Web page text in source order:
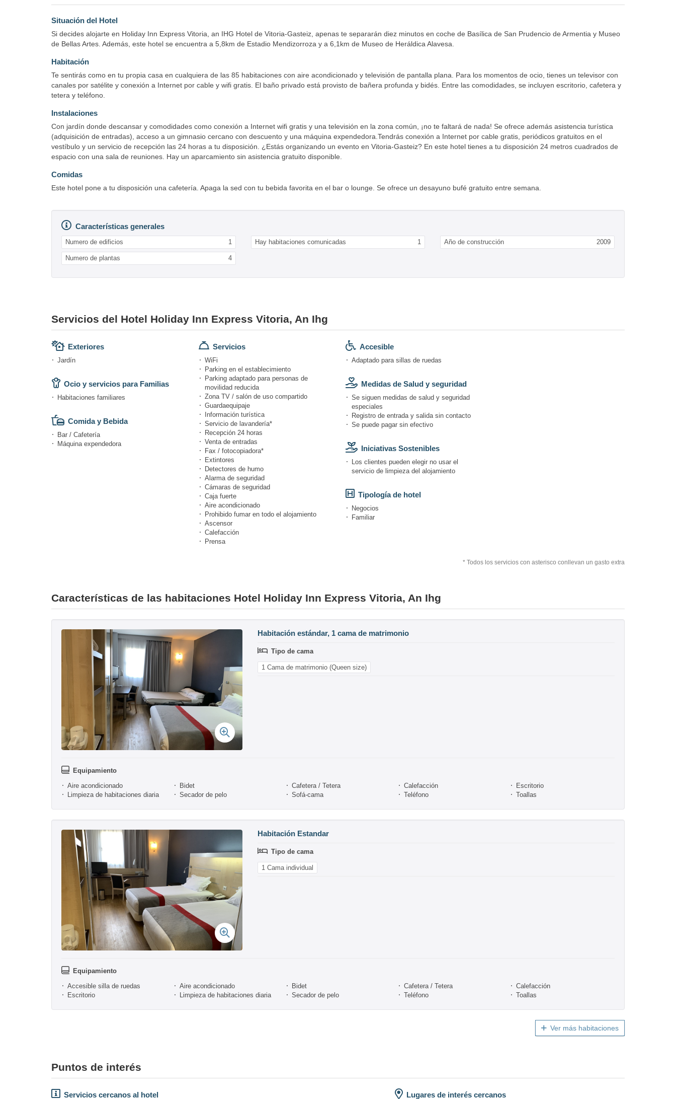
Situación del Hotel
Si decides alojarte en Holiday Inn Express Vitoria, an IHG Hotel de Vitoria-Gasteiz, apenas te separarán diez minutos en coche de Basílica de San Prudencio de Armentia y Museo
de Bellas Artes. Además, este hotel se encuentra a 5,8km de Estadio Mendizorroza y a 6,1km de Museo de Heráldica Alavesa.
Habitación
Te sentirás como en tu propia casa en cualquiera de las 85 habitaciones con aire acondicionado y televisión de pantalla plana. Para los momentos de ocio, tienes un televisor con
canales por satélite y conexión a Internet por cable y wifi gratis. El baño privado está provisto de bañera profunda y bidés. Entre las comodidades, se incluyen escritorio, cafetera y
tetera y teléfono.
Instalaciones
Con jardín donde descansar y comodidades como conexión a Internet wifi gratis y una televisión en la zona común, ¡no te faltará de nada! Se ofrece además asistencia turística
(adquisición de entradas), acceso a un gimnasio cercano con descuento y una máquina expendedora.Tendrás conexión a Internet por cable gratis, periódicos gratuitos en el
vestíbulo y un servicio de recepción las 24 horas a tu disposición. ¿Estás organizando un evento en Vitoria-Gasteiz? En este hotel tienes a tu disposición 24 metros cuadrados de
espacio con una sala de reuniones. Hay un aparcamiento sin asistencia gratuito disponible.
Comidas
Este hotel pone a tu disposición una cafetería. Apaga la sed con tu bebida favorita en el bar o lounge. Se ofrece un desayuno bufé gratuito entre semana.
Características generales
Numero de edificios 1 Hay habitaciones comunicadas 1 Año de construcción 2009
Numero de plantas 4
Servicios del Hotel Holiday Inn Express Vitoria, An Ihg
Exteriores
Jardín
Ocio y servicios para Familias
Habitaciones familiares
Comida y Bebida
Bar / Cafetería
Máquina expendedora
Servicios
WiFi
Parking en el establecimiento
Parking adaptado para personas de
movilidad reducida
Zona TV / salón de uso compartido
Guardaequipaje
Información turística
Servicio de lavandería*
Recepción 24 horas
Venta de entradas
Fax / fotocopiadora*
Extintores
Detectores de humo
Alarma de seguridad
Cámaras de seguridad
Caja fuerte
Aire acondicionado
Prohibido fumar en todo el alojamiento
Ascensor
Calefacción
Prensa
Accesible
Adaptado para sillas de ruedas
Medidas de Salud y seguridad
Se siguen medidas de salud y seguridad
especiales
Registro de entrada y salida sin contacto
Se puede pagar sin efectivo
Iniciativas Sostenibles
Los clientes pueden elegir no usar el
servicio de limpieza del alojamiento
Tipología de hotel
Negocios
Familiar
* Todos los servicios con asterisco conllevan un gasto extra
Características de las habitaciones Hotel Holiday Inn Express Vitoria, An Ihg
Habitación estándar, 1 cama de matrimonio
Tipo de cama
1 Cama de matrimonio (Queen size)
Equipamiento
Aire acondicionado
Bidet Cafetera / Tetera Calefacción
Escritorio
Limpieza de habitaciones diaria
Secador de pelo Sofá-cama Teléfono Toallas
Habitación Estandar
Tipo de cama
1 Cama individual
Equipamiento
Accesible silla de ruedas
Aire acondicionado Bidet Cafetera / Tetera
Calefacción
Escritorio
Limpieza de habitaciones diaria Secador de pelo Teléfono Toallas
Ver más habitaciones
Puntos de interés
Servicios cercanos al hotel Lugares de interés cercanos